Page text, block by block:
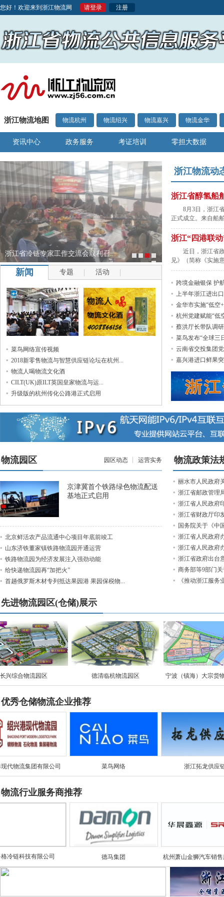
您好！欢迎来到浙江物流网 请登录 注册
浙江物流地图 物流杭州 物流绍兴 物流嘉兴 物流金华
资讯中心 政务服务 考证培训 零担大数据
浙江省冷链专家工作交流会顺利召...
新闻 专题 活动
菜鸟网络宣传视频
2018新零售物流与智慧供应链论坛在杭州...
物流人喝物流文化酒
CILT(UK)原ILT英国皇家物流与运...
升级版的杭州传化公路港正式启用
浙江物流动
浙江省醇氢船
8月3日，浙江
正式成立。来自船
浙江“四港联
近日，浙江省
见》（简称《实施
跨境金融银保 护
上半年浙江进出
金华市实施“低空
杭州党建赋能“低
蔡洪厅长带队调
菜鸟发布“全球三
云南省交投集团
嘉兴港进口鲜果
物流园区 园区动态 运营实务
京津冀首个铁路绿色物流配送
基地正式启用
北京鲜活农产品流通中心项目年底前竣工
山东济铁董家镇铁路物流园开通运营
铁路物流园为经济发展注入强劲动能
给快递物流园再“加把火”
首趟俄罗斯木材专列抵达果园港 果园保税物...
物流政策法
丽水市人民政府
浙江省邮政管理
浙江省人民政府
浙江省财政厅印
国务院关于《中
浙江省人民政府
浙江省人民政府
浙江省政府出台
商务部等9部门
《推动浙江服
先进物流园区(仓储)展示
合物流园区 德清临杭物流园区
宁波（镇海）大宗货物海铁
物流枢纽港
优秀仓储物流企业推荐
流集团有限公司 菜鸟网络 浙江拓龙供应链
物流行业服务商推荐
科技有限公司 德马集团
杭州萧山金狮汽车销售服务
公司